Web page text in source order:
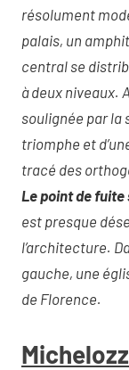
résolument
palais, un
central se
à deux niveaux.
soulignée par la
triomphe et
tracé des
Le point de
est presque
l’architecture.
gauche, une
de Florence.